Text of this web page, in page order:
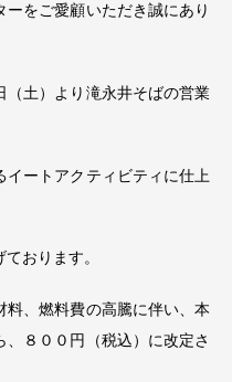
をご愛顧いただき誠にあり
（土）より滝永井そばの営業
ートアクティビティに仕上
おります。
料、燃料費の高騰に伴い、本
８００円（税込）に改定さ